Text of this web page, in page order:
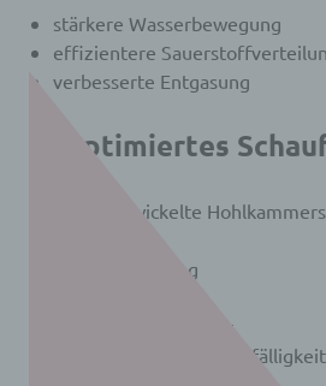
stärkere Wasserbewegung
effizientere
verbesserte Entgasung
4. Optimiertes
Das neu entwickelte
weniger Reibung
längere Lebensdauer
reduzierte Wartungsanfälligkeit